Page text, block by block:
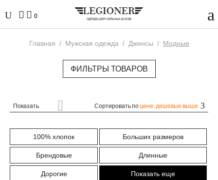
0
Главная / Мужская одежда / Джинсы / Модные
ФИЛЬТРЫ ТОВАРОВ
Показать Сортировать поцене: дешевые выше
100% хлопок Больших размеров
Брендовые Длинные
Дорогие Показать еще